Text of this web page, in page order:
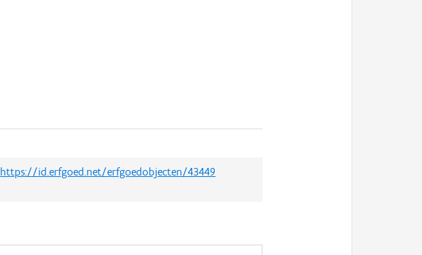
https://id.erfgoed.net/erfgoedobjecten/43449